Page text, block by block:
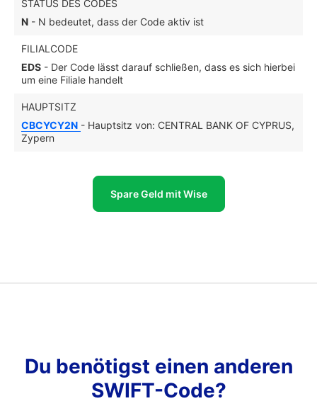
STATUS DES CODES
N - N bedeutet, dass der Code aktiv ist
FILIALCODE
EDS - Der Code lässt darauf schließen, dass es sich hierbei
um eine Filiale handelt
HAUPTSITZ
CBCYCY2N - Hauptsitz von: CENTRAL BANK OF CYPRUS,
Zypern
Spare Geld mit Wise
Du benötigst einen anderen
SWIFT-Code?